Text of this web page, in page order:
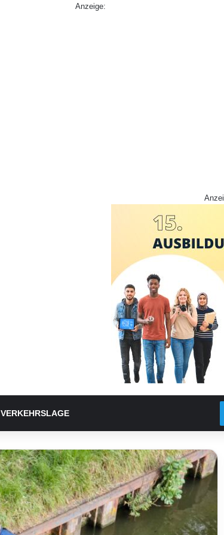
Anzeige:
VERKEHRSLAGE